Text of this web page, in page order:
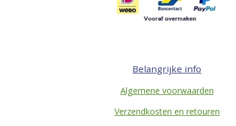
Belangrijke info
Algemene voorwaarden
Verzendkosten en retouren